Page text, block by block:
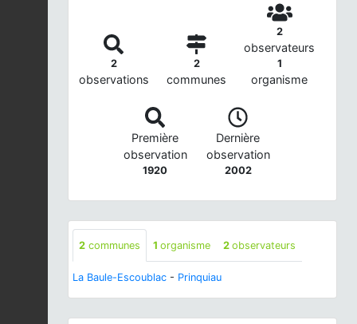
2
observations
2
communes
2
observateurs
1
organisme
Première
observation
1920
Dernière
observation
2002
2 communes 1 organisme 2 observateurs
La Baule-Escoublac - Prinquiau